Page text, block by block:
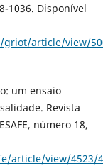
1036. Disponível
article/view/
um ensaio
Revista
número 18,
article/view/4523/